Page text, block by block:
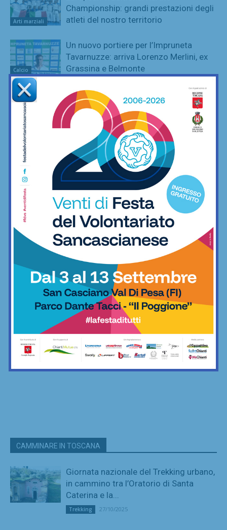
Arti marziali
Championship: grandi prestazioni degli
atleti del nostro territorio
Calcio
Un nuovo portiere per l’Impruneta
Tavarnuzze: arriva Lorenzo Merlini, ex
Grassina e Belmonte
Calcio
Juniores Impruneta Tavarnuzze,
confermato in panchina Francesco
Guidotti
CAMMINARE IN TOSCANA
Giornata nazionale del Trekking urbano,
in cammino tra l’Oratorio di Santa
Caterina e la...
Trekking 27/10/2025